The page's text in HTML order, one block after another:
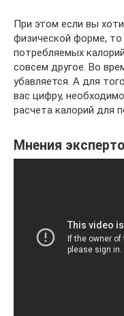
При этом если вы
физической форме,
потребляемых
совсем другое. Во
убавляется. А для
вас цифру,
расчета калорий для
Мнения